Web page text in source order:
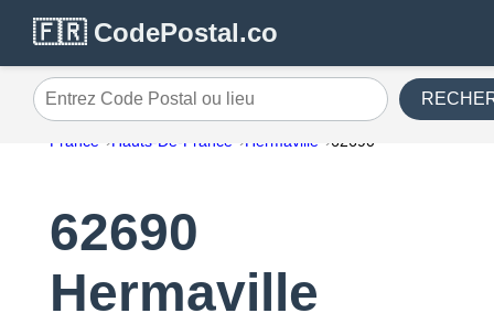
🇫🇷 CodePostal.co
Entrez Code Postal ou lieu
France Hauts-De-France Hermaville 62690
62690
Hermaville